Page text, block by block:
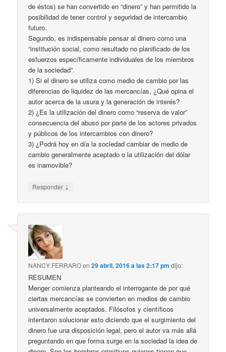
de éstos) se han convertido en “dinero” y han permitido la
posibilidad de tener control y seguridad de intercambio
futuro.
Segundo, es indispensable pensar al dinero como una
“institución social, como resultado no planificado de los
esfuerzos específicamente individuales de los miembros
de la sociedad”.
1) Si el dinero se utiliza como medio de cambio por las
diferencias de liquidez de las mercancías, ¿Qué opina el
autor acerca de la usura y la generación de interés?
2) ¿Es la utilización del dinero como “reserva de valor”
consecuencia del abuso por parte de los actores privados
y públicos de los intercambios con dinero?
3) ¿Podrá hoy en día la sociedad cambiar de medio de
cambio generalmente aceptado o la utilización del dólar
es inamovible?
Responder ↓
NANCY FERRAROen29 abril, 2016 a las 2:17 pm dijo:
RESUMEN
Menger comienza planteando el interrogante de por qué
ciertas mercancías se convierten en medios de cambio
universalmente aceptados. Filósofos y científicos
intentaron solucionar esto diciendo que el surgimiento del
dinero fue una disposición legal, pero el autor va más allá
preguntando en que forma surge en la sociedad la idea de